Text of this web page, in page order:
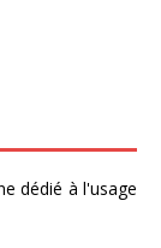
dédié à l'usage